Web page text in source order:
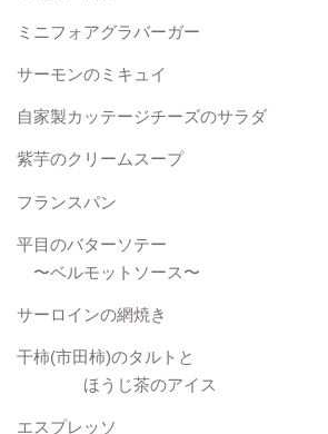
ミニフォアグラバーガー
サーモンのミキュイ
自家製カッテージチーズのサラダ
紫芋のクリームスープ
フランスパン
平目のバターソテー
〜ベルモットソース〜
サーロインの網焼き
干柿(市田柿)のタルトと
ほうじ茶のアイス
エスプレッソ